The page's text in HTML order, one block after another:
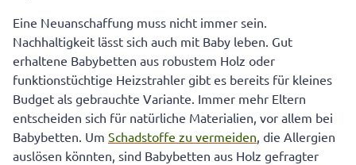
Eine Neuanschaffung muss nicht immer sein.
Nachhaltigkeit lässt sich auch mit Baby leben. Gut
erhaltene Babybetten aus robustem Holz oder
funktionstüchtige Heizstrahler gibt es bereits für kleines
Budget als gebrauchte Variante. Immer mehr Eltern
entscheiden sich für natürliche Materialien, vor allem bei
Babybetten. Um Schadstoffe zu vermeiden, die Allergien
auslösen könnten, sind Babybetten aus Holz gefragter